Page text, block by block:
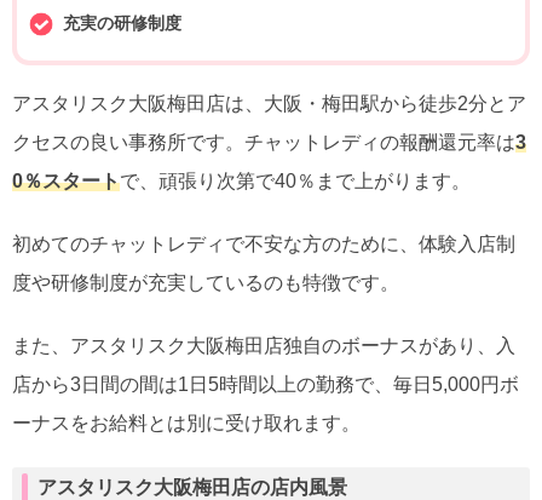
充実の研修制度
アスタリスク大阪梅田店は、大阪・梅田駅から徒歩2分とア
クセスの良い事務所です。チャットレディの報酬還元率は3
0％スタートで、頑張り次第で40％まで上がります。
初めてのチャットレディで不安な方のために、体験入店制
度や研修制度が充実しているのも特徴です。
また、アスタリスク大阪梅田店独自のボーナスがあり、入
店から3日間の間は1日5時間以上の勤務で、毎日5,000円ボ
ーナスをお給料とは別に受け取れます。
アスタリスク大阪梅田店の店内風景